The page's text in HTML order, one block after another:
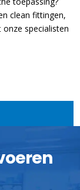
clean fittingen,
specialisten